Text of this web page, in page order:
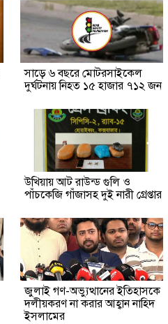
সাড়ে ৬ বছরে মোটরসাইকেল
দুর্ঘটনায় নিহত ১৫ হাজার ৭১২ জন
উখিয়ায় আট রাউন্ড গুলি ও
পাঁচকেজি গাঁজাসহ দুই নারী গ্রেপ্তার
জুলাই গণ-অভ্যুত্থানের ইতিহাসকে
দলীয়করণ না করার আহ্বান নাহিদ
ইসলামের